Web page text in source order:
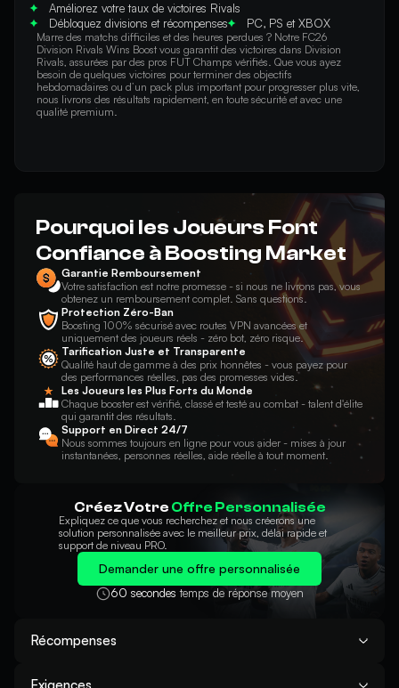
Améliorez votre taux de victoires Rivals
Débloquez divisions et récompenses
PC, PS et XBOX
Marre des matchs difficiles et des heures perdues ? Notre FC26
Division Rivals Wins Boost vous garantit des victoires dans Division
Rivals, assurées par des pros FUT Champs vérifiés. Que vous ayez
besoin de quelques victoires pour terminer des objectifs
hebdomadaires ou d’un pack plus important pour progresser plus vite,
nous livrons des résultats rapidement, en toute sécurité et avec une
qualité premium.
Pourquoi les Joueurs Font
Confiance à Boosting Market
Garantie Remboursement
Votre satisfaction est notre promesse - si nous ne livrons pas, vous
obtenez un remboursement complet. Sans questions.
Protection Zéro-Ban
Boosting 100% sécurisé avec routes VPN avancées et
uniquement des joueurs réels - zéro bot, zéro risque.
Tarification Juste et Transparente
Qualité haut de gamme à des prix honnêtes - vous payez pour
des performances réelles, pas des promesses vides.
Les Joueurs les Plus Forts du Monde
Chaque booster est vérifié, classé et testé au combat - talent d'élite
qui garantit des résultats.
Support en Direct 24/7
Nous sommes toujours en ligne pour vous aider - mises à jour
instantanées, personnes réelles, aide réelle à tout moment.
Créez Votre Offre Personnalisée
Expliquez ce que vous recherchez et nous créerons une
solution personnalisée avec le meilleur prix, délai rapide et
support de niveau PRO.
Demander une offre personnalisée
60 secondestemps de réponse moyen
Récompenses
Toutes les récompenses obtenues pendant le boosting restent